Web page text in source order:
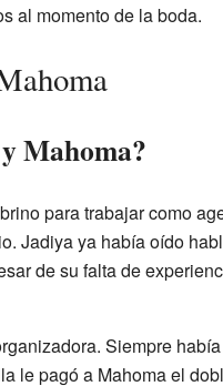
al momento de la boda.
Mahoma?
para trabajar como
Jadiya ya había oído
de su falta de
Siempre
le pagó a Mahoma el